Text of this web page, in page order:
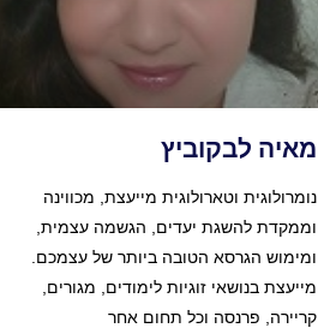
מאיה לבקוביץ
נומרולוגית וטארולוגית מייעצת, מכווינה
וממקדת להשגת יעדים, הגשמה עצמית,
ומימוש הגרסא הטובה ביותר של עצמכם.
מייעצת בנושאי זוגיות לימודים, מגורים,
קריירה, פרנסה וכל תחום אחר